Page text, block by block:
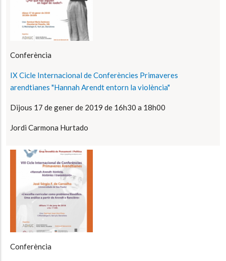
Conferència
IX Cicle Internacional de Conferències Primaveres
arendtianes "Hannah Arendt entorn la violència"
Dijous 17 de gener de 2019 de 16h30 a 18h00
Jordi Carmona Hurtado
Conferència